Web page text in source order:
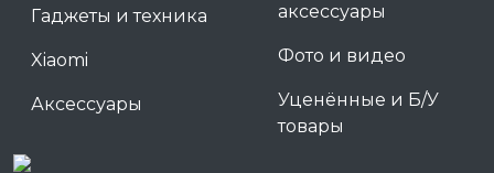
Гаджеты и техника
Xiaomi
Аксессуары
аксессуары
Фото и видео
Уценённые и Б/У
товары